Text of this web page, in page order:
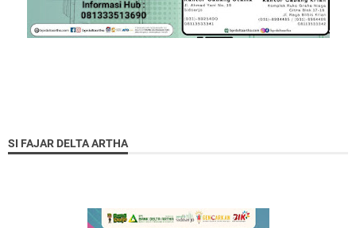
SI FAJAR DELTA ARTHA